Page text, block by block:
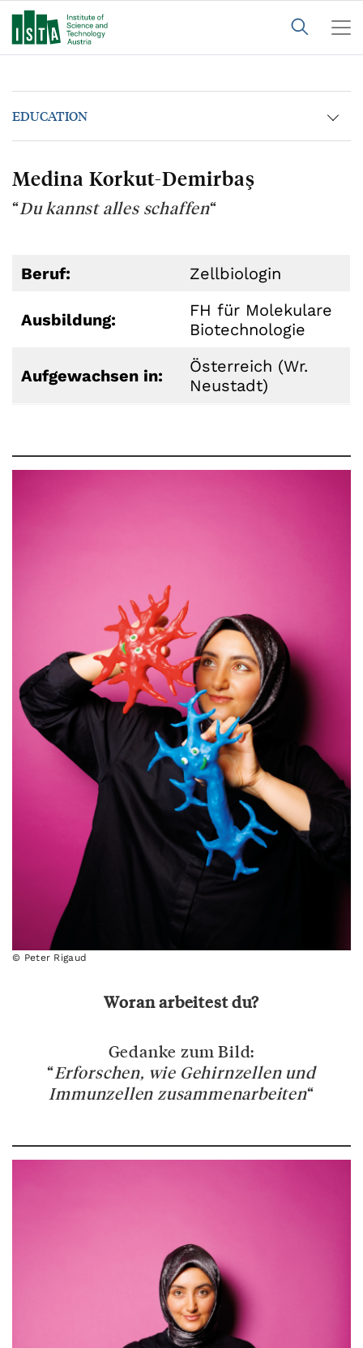
EDUCATION
Medina Korkut-Demirbaş
“Du kannst alles schaffen“
Beruf: Zellbiologin
Ausbildung:
FH für Molekulare
Biotechnologie
Aufgewachsen in:
Österreich (Wr.
Neustadt)
© Peter Rigaud
Woran arbeitest du?
Gedanke zum Bild:
“Erforschen, wie Gehirnzellen und
Immunzellen zusammenarbeiten“